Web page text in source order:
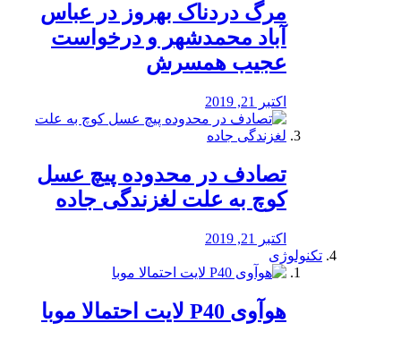
مرگ دردناک بهروز در عباس
آباد محمدشهر و درخواست
عجیب همسرش
اکتبر 21, 2019
تصادف در محدوده پیچ عسل
کوچ به علت لغزندگی جاده
اکتبر 21, 2019
تکنولوژی
هوآوی P40 لایت احتمالا موبا